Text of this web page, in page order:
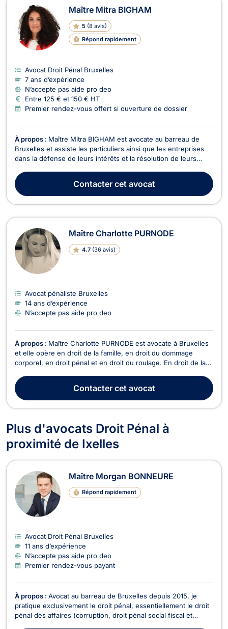
Maître Mitra BIGHAM
5 (8 avis)
Répond rapidement
Avocat Droit Pénal Bruxelles
7 ans d’expérience
N’accepte pas aide pro deo
Entre 125 € et 150 € HT
Premier rendez-vous offert si ouverture de dossier
À propos : Maître Mitra BIGHAM est avocate au barreau de
Bruxelles et assiste les particuliers ainsi que les entreprises
dans la défense de leurs intérêts et la résolution de leurs
les litiges liés aux sinistres et aux accidents médicaux. Elle
accompagne ses clients dans leur...
Contactercet avocat
Maître Charlotte PURNODE
4.7 (36 avis)
Avocat pénaliste Bruxelles
14 ans d’expérience
N’accepte pas aide pro deo
À propos : Maître Charlotte PURNODE est avocate à Bruxelles
et elle opère en droit de la famille, en droit du dommage
corporel, en droit pénal et en droit du roulage. En droit de la
procédure de divorce contentieux ou à l’amiable. Elle traite
également les litiges relatifs à ...
Contactercet avocat
Plus d'avocats Droit Pénal à
proximité de Ixelles
Maître Morgan BONNEURE
Répond rapidement
Avocat Droit Pénal Bruxelles
11 ans d’expérience
N’accepte pas aide pro deo
Premier rendez-vous payant
À propos : Avocat au barreau de Bruxelles depuis 2015, je
pratique exclusivement le droit pénal, essentiellement le droit
pénal des affaires (corruption, droit pénal social fiscal et